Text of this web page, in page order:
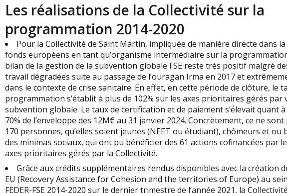
Les réalisations de la Collectivité sur la
programmation 2014-2020
Pour la Collectivité de Saint Martin, impliquée de manière directe dans
fonds européens en tant qu’organisme intermédiaire sur la
bilan de la gestion de la subvention globale FSE reste très positif malgré
travail dégradées suite au passage de l’ouragan Irma en 2017 et
dans le contexte de crise sanitaire. En effet, en cette période de clôture, le
programmation s’établit à plus de 102% sur les axes prioritaires gérés par
subvention globale. Le taux de certification et de paiement s’élevait quant
70% de l’enveloppe des 12M€ au 31 janvier 2024. Concrètement, ce ne
170 personnes, qu’elles soient jeunes (NEET ou étudiant), chômeurs et ou
des minimas sociaux, qui ont pu bénéficier des 61 actions cofinancées par le
axes prioritaires gérés par la Collectivité.
Grâce aux crédits supplémentaires rendus disponibles avec la création
EU (Recovery Assistance for Cohesion and the territories of Europe) au
FEDER-FSE 2014-2020 sur le dernier trimestre de l’année 2021, la